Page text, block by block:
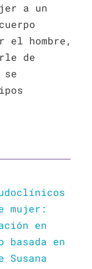
a un
el hombre,
de
mujer:
en
basada en